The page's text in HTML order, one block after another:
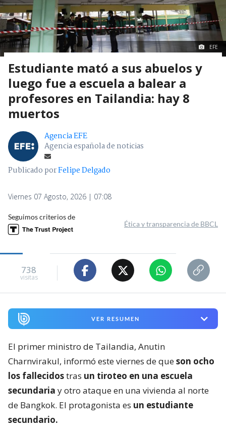
EFE
Estudiante mató a sus abuelos y
luego fue a escuela a balear a
profesores en Tailandia: hay 8
muertos
Agencia EFE
Agencia española de noticias
Publicado porFelipe Delgado
Viernes 07 Agosto, 2026 | 07:08
Seguimos criterios de
Ética y transparencia de BBCL
738
visitas
VER RESUMEN
El primer ministro de Tailandia, Anutin
Charnvirakul, informó este viernes de queson ocho
los fallecidostras un tiroteo en una escuela
secundaria y otro ataque en una vivienda al norte
de Bangkok. El protagonista es un estudiante
secundario.